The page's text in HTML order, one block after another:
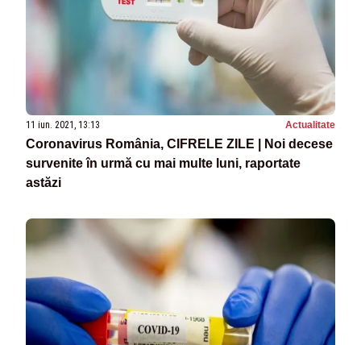
11 iun. 2021, 13:13 Actualitate
Coronavirus România, CIFRELE ZILE | Noi decese
survenite în urmă cu mai multe luni, raportate
astăzi